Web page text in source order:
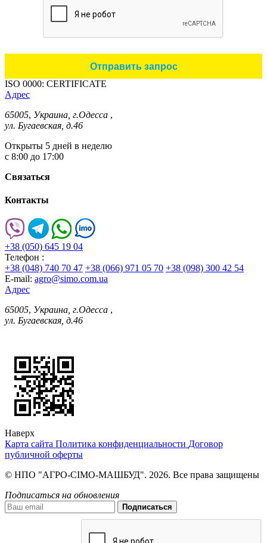
ISO 0000: CERTIFICATE
Адрес
65005, Украина, г.Одесса ,
ул. Бугаевская, д.46
Открыты 5 дней в неделю
с 8:00 до 17:00
Связаться
Контакты
+38 (050) 645 19 04
Телефон :
+38 (048) 740 70 47 +38 (066) 971 05 70 +38 (098) 300 42 54
E-mail: agro@simo.com.ua
Адрес
65005, Украина, г.Одесса ,
ул. Бугаевская, д.46
Наверх
Карта сайта Политика конфиденциальности Договор
публичной оферты
© НПО "АГРО-СІМО-МАШБУД". 2026. Все права защищены
Подписаться на обновления
Подписаться